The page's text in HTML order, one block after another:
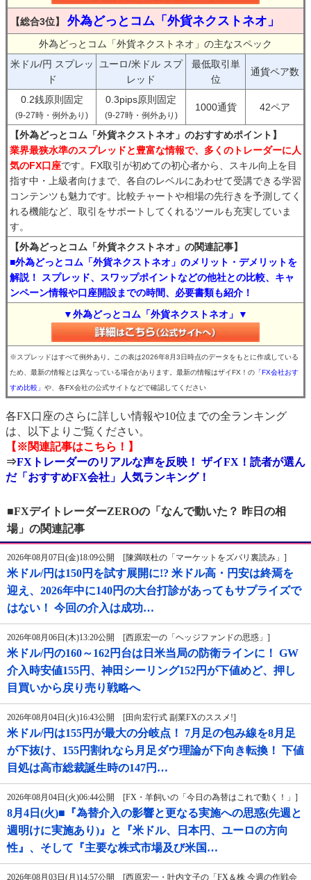
【総合3位】 外為どっとコム「外貨ネクストネオ」
外為どっとコム「外貨ネクストネオ」の主なスペック
米ドル/円 スプレッ
ド
ユーロ/米ドル スプ
レッド
最低取引単
位
通貨ペア数
0.2銭原則固定
(9-27時・例外あり)
0.3pips原則固定
(9-27時・例外あり)
1000通貨 42ペア
【外為どっとコム「外貨ネクストネオ」のおすすめポイント】
業界最狭水準のスプレッドと豊富な情報で、多くのトレーダーに人
気のFX口座です。FX取引が初めての初心者から、スキル向上を目
指す中・上級者向けまで、各自のレベルにあわせて受講できる学習
コンテンツも魅力です。比較チャートや相場の先行きを予測してく
れる機能など、取引をサポートしてくれるツールも充実していま
す。
【外為どっとコム「外貨ネクストネオ」の関連記事】
■外為どっとコム「外貨ネクストネオ」のメリット・デメリットを
解説！ スプレッド、スワップポイントなどの他社との比較、キャ
ンペーン情報や口座開設までの時間、必要書類も紹介！
▼外為どっとコム「外貨ネクストネオ」▼
※スプレッドはすべて例外あり。この表は2026年8月3日時点のデータをもとに作成している
ため、最新の情報とは異なっている場合があります。最新の情報はザイFX！の 「FX会社おす
すめ比較」 や、各FX会社の公式サイトなどで確認してください
各FX口座のさらに詳しい情報や10位までの全ランキング
は、以下よりご覧ください。
【※関連記事はこちら！】
⇒FXトレーダーのリアルな声を反映！ ザイFX！読者が選ん
だ「おすすめFX会社」人気ランキング！
■FXデイトレーダーZEROの「なんで動いた？ 昨日の相
場」の関連記事
2026年08月07日(金)18:09公開 [陳満咲杜の「マーケットをズバリ裏読み」]
米ドル/円は150円を試す展開に!? 米ドル高・円安は終焉を
迎え、2026年中に140円の大台打診があってもサプライズで
はない！ 今回の介入は成功…
2026年08月06日(木)13:20公開 [西原宏一の「ヘッジファンドの思惑」]
米ドル/円の160～162円台は日米当局の防衛ラインに！ GW
介入時安値155円、神田シーリング152円が下値めど、押し
目買いから戻り売り戦略へ
2026年08月04日(火)16:43公開 [田向宏行式 副業FXのススメ!]
米ドル/円は155円が最大の分岐点！ 7月足の包み線を8月足
が下抜け、155円割れなら月足ダウ理論が下向き転換！ 下値
目処は高市総裁誕生時の147円…
2026年08月04日(火)06:44公開 [FX・羊飼いの「今日の為替はこれで動く！」]
8月4日(火)■『為替介入の影響と更なる実施への思惑(先週と
週明けに実施あり)』と『米ドル、日本円、ユーロの方向
性』、そして『主要な株式市場及び米国…
2026年08月03日(月)14:57公開 [西原宏一・叶内文子の「FX＆株 今週の作戦会